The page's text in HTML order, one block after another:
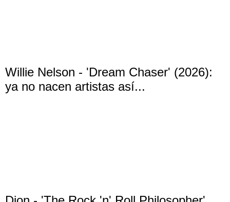
Willie Nelson - 'Dream Chaser' (2026):
ya no nacen artistas así...